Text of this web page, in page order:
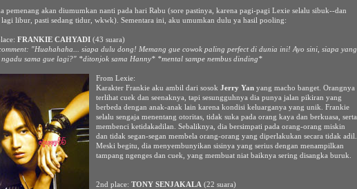
pemenang akan diumumkan nanti pada hari Rabu (sore pastinya, karena pagi-pagi Lexie selalu sibuk--dan
libur, pasti sedang tidur, wkwk). Sementara ini, aku umumkan dulu ya hasil pooling:
FRANKIE CAHYADI (43 suara)
"Huahahaha... siapa dulu dong! Memang gue cowok paling perfect di dunia ini! Ayo sini, siapa yang
ngadu sama gue lagi?" *ditonjok sama Hanny* *mental sampe nembus dinding*
From Lexie:
Karakter Frankie aku ambil dari sosok Jerry Yan yang macho banget. Orangnya
terlihat cuek dan seenaknya, tapi sesungguhnya dia punya jalan pikiran yang
berbeda dengan anak-anak lain karena kondisi keluarganya yang unik. Frankie
selalu sengaja menentang otoritas, tidak suka pada orang kaya dan berkuasa, serta
membenci ketidakadilan. Sebaliknya, dia bersimpati pada orang-orang miskin
dan tidak segan-segan membela orang-orang yang diperlakukan secara tidak adil.
Meski begitu, dia menyembunyikan sisinya yang serius dengan menampilkan
tampang ngenges dan cuek, yang membuat niat baiknya sering disangka buruk.
2nd place: TONY SENJAKALA (22 suara)